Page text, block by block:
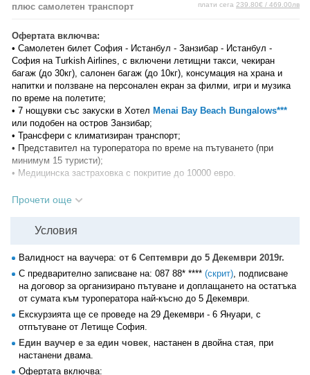
плюс самолетен транспорт
плати сега 239.80€ / 469.00лв
Офертата включва:
• Самолетен билет София - Истанбул - Занзибар - Истанбул -
София на Turkish Airlines, с включени летищни такси, чекиран
багаж (до 30кг), салонен багаж (до 10кг), консумация на храна и
напитки и ползване на персонален екран за филми, игри и музика
по време на полетите;
• 7 нощувки със закуски в Хотел Menai Bay Beach Bungalows***
или подобен на остров Занзибар;
• Трансфери с климатизиран транспорт;
• Представител на туроператора по време на пътуването (при
минимум 15 туристи);
• Медицинска застраховка с покритие до 10000 евро.
•Държавна туристическа такса
хотела);
при пристигане на Летището);
• Напитки по време на закуските;
• Застраховка "Отмяна на пътуване";
• Разходи от личен характер.
Програма на пътуването:
1 ден
Излитане от Летище София в 16:00ч. Кацане в Истанбул в 18:20ч.
Полет за Занзибар в 20:25ч.
Прочети още
Условия
Валидност на ваучера: от 6 Септември до 5 Декември 2019г.
С предварително записване на: 087 88* **** (скрит), подписване
на договор за организирано пътуване и доплащането на остатъка
от сумата към туроператора най-късно до 5 Декември.
Екскурзията ще се проведе на 29 Декември - 6 Януари, с
отпътуване от Летище София.
Един ваучер е за един човек, настанен в двойна стая, при
настанени двама.
Офертата включва: